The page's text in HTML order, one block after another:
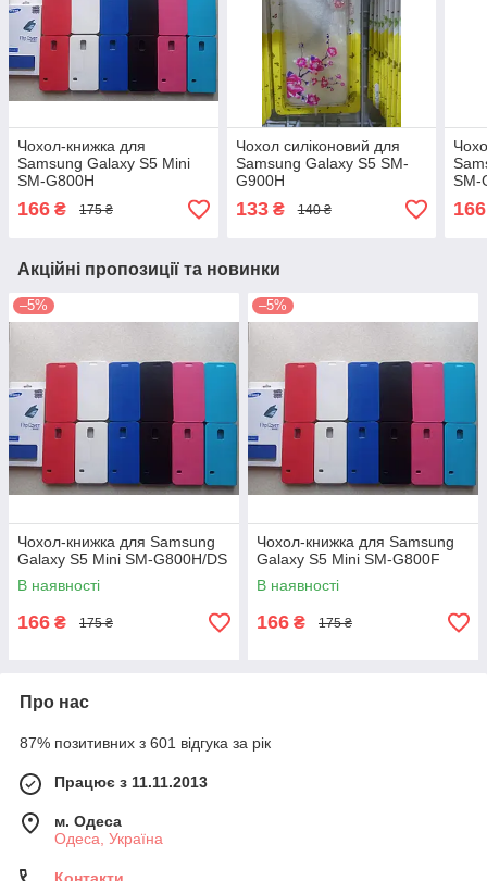
Чохол-книжка для
Samsung Galaxy S5 Mini
SM-G800H
166 ₴ 175 ₴
Чохол силіконовий для
Samsung Galaxy S5 SM-
G900H
133₴ 140 ₴
SM-
166
Акційні пропозиції та новинки
–5%
Чохол-книжка для Samsung
Galaxy S5 Mini SM-G800H/DS
В наявності
166 ₴ 175 ₴
–5%
Чохол-книжка для Samsung
Galaxy S5 Mini SM-G800F
В наявності
166 ₴ 175 ₴
Про нас
87% позитивних з 601 відгука за рік
Працює з 11.11.2013
м. Одеса
Одеса, Україна